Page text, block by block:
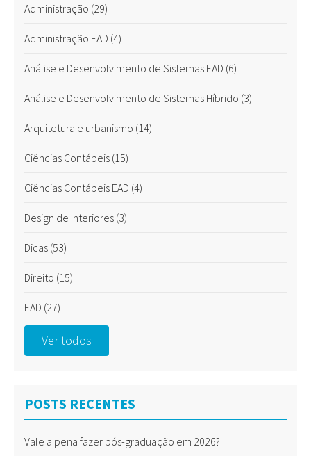
Administração (29)
Administração EAD (4)
Análise e Desenvolvimento de Sistemas EAD (6)
Análise e Desenvolvimento de Sistemas Híbrido (3)
Arquitetura e urbanismo (14)
Ciências Contábeis (15)
Ciências Contábeis EAD (4)
Design de Interiores (3)
Dicas (53)
Direito (15)
EAD (27)
Ver todos
POSTS RECENTES
Vale a pena fazer pós-graduação em 2026?